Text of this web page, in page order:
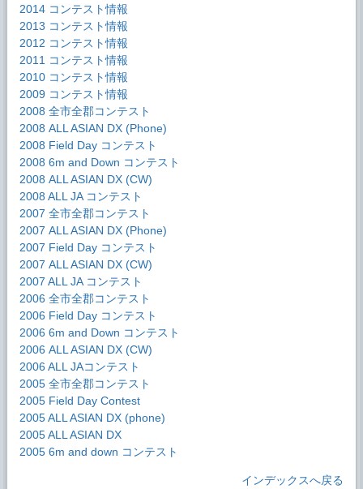
2014 コンテスト情報
2013 コンテスト情報
2012 コンテスト情報
2011 コンテスト情報
2010 コンテスト情報
2009 コンテスト情報
2008 全市全郡コンテスト
2008 ALL ASIAN DX (Phone)
2008 Field Day コンテスト
2008 6m and Down コンテスト
2008 ALL ASIAN DX (CW)
2008 ALL JA コンテスト
2007 全市全郡コンテスト
2007 ALL ASIAN DX (Phone)
2007 Field Day コンテスト
2007 ALL ASIAN DX (CW)
2007 ALL JA コンテスト
2006 全市全郡コンテスト
2006 Field Day コンテスト
2006 6m and Down コンテスト
2006 ALL ASIAN DX (CW)
2006 ALL JAコンテスト
2005 全市全郡コンテスト
2005 Field Day Contest
2005 ALL ASIAN DX (phone)
2005 ALL ASIAN DX
2005 6m and down コンテスト
インデックスへ戻る